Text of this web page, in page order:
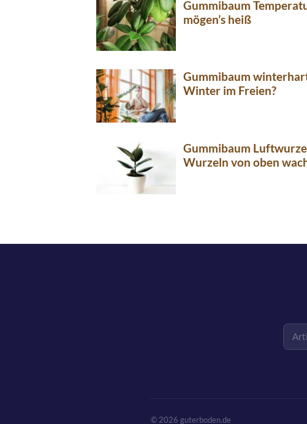
Gummibaum
mögen’s heiß
Gummibaum
Winter im Freien?
Gummibaum
Wurzeln von oben
© 2026 guterboden.de